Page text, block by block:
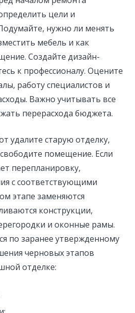
цели и
нужно ли менять
мебель и как
Создайте дизайн-
к профессионалу. Оцените
работу специалистов и
Важно учитывать все
перерасхода бюджета.
удалите старую отделку,
помещение. Если
перепланировку,
с соответствующими
этапе заменяются
конструкции,
и оконные рамы.
по заранее утвержденному
черновых этапов
отделке: